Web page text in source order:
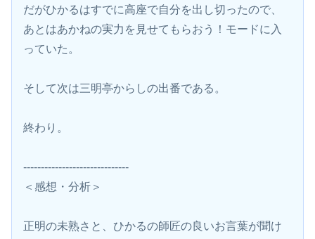
だがひかるはすでに高座で自分を出し切ったので、
あとはあかねの実力を見せてもらおう！モードに入
っていた。
そして次は三明亭からしの出番である。
終わり。
------------------------------
＜感想・分析＞
正明の未熟さと、ひかるの師匠の良いお言葉が聞け